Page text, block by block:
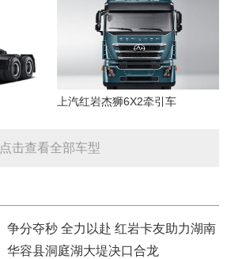
上汽红岩杰狮6X2牵引车
点击查看全部车型
争分夺秒 全力以赴 红岩卡友助力湖南
华容县洞庭湖大堤决口合龙